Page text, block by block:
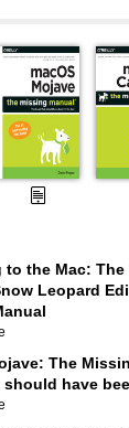
to the Mac: The
Leopard
The
have